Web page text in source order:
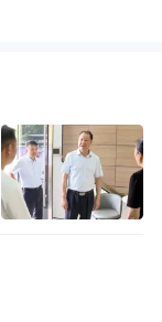
创作之初便
化”创作模
，反复打磨